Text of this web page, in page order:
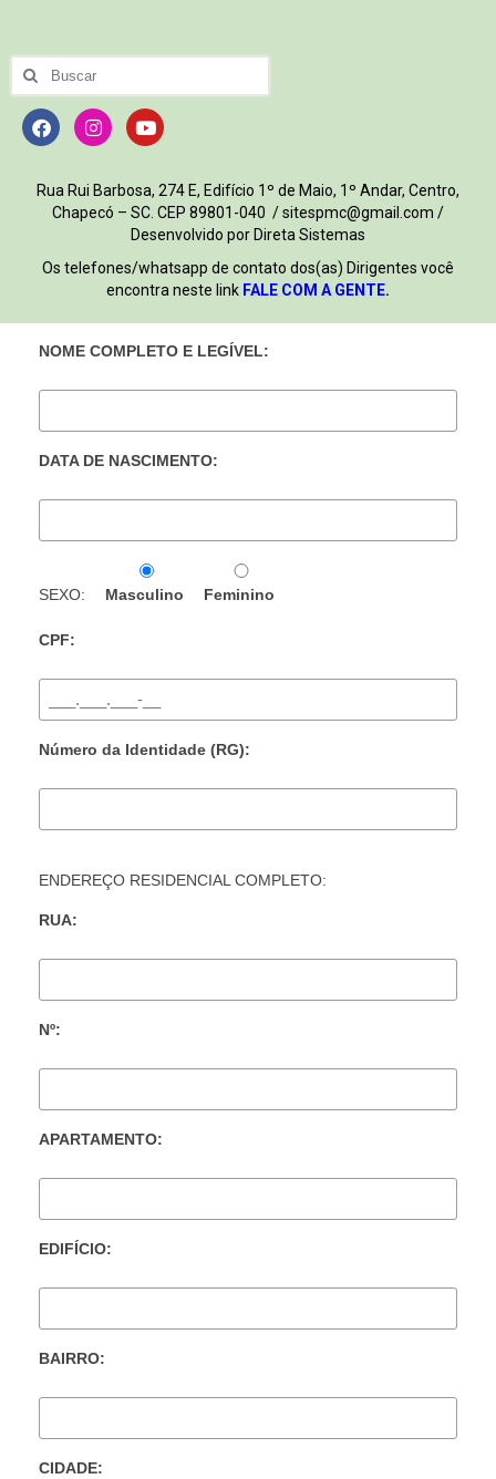
Rua Rui Barbosa, 274 E, Edifício 1º de Maio, 1º Andar, Centro,
Chapecó – SC. CEP 89801-040 / sitespmc@gmail.com /
Desenvolvido por Direta Sistemas
Os telefones/whatsapp de contato dos(as) Dirigentes você
encontra neste link FALE COM A GENTE.
NOME COMPLETO E LEGÍVEL:
DATA DE NASCIMENTO:
SEXO: Masculino Feminino
CPF:
Número da Identidade (RG):
ENDEREÇO RESIDENCIAL COMPLETO:
RUA:
Nº:
APARTAMENTO:
EDIFÍCIO:
BAIRRO:
CIDADE: